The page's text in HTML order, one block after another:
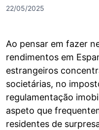
22/05/2025
Ao pensar em fazer
rendimentos em
estrangeiros
societárias, no
regulamentação
aspeto que
residentes de